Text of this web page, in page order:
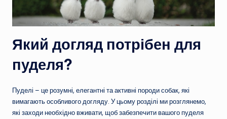
Який догляд потрібен для
пуделя?
Пуделі – це розумні, елегантні та активні породи собак, які
вимагають особливого догляду. У цьому розділі ми розглянемо,
які заходи необхідно вживати, щоб забезпечити вашого пуделя